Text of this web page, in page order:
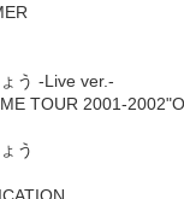
う -Live ver.-
TOUR 2001-
う